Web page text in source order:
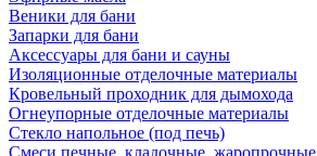
Веники для бани
Запарки для бани
Аксессуары для бани и сауны
Изоляционные отделочные материалы
Кровельный проходник для дымохода
Огнеупорные отделочные материалы
Стекло напольное (под печь)
Смеси печные, кладочные, жаропрочные